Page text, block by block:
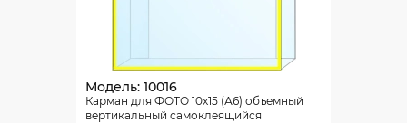
Модель: 10016
Карман для ФОТО 10х15 (А6) объемный
вертикальный самоклеящийся